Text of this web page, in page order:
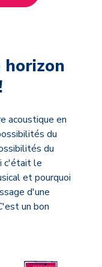
acoustique en
du
du
c'était le
et pourquoi
d'une
un bon